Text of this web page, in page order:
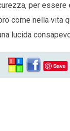
per
come nella vita
lucida
Save